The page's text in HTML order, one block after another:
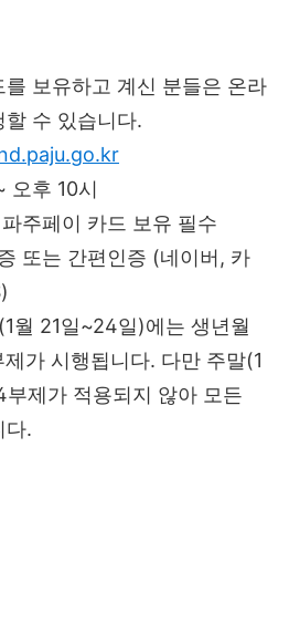
보유하고 계신 분들은 온라
할 수 있습니다.
오후 10시
주페이 카드 보유 필수
또는 간편인증 (네이버, 카
월 21일~24일)에는 생년월
가 시행됩니다. 다만 주말(1
제가 적용되지 않아 모든
다.